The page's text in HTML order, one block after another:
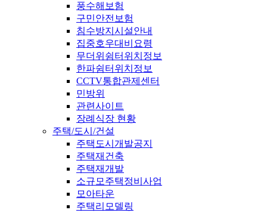
풍수해보험
구민안전보험
침수방지시설안내
집중호우대비요령
무더위쉼터위치정보
한파쉼터위치정보
CCTV통합관제센터
민방위
관련사이트
장례식장 현황
주택/도시/건설
주택도시개발공지
주택재건축
주택재개발
소규모주택정비사업
모아타운
주택리모델링